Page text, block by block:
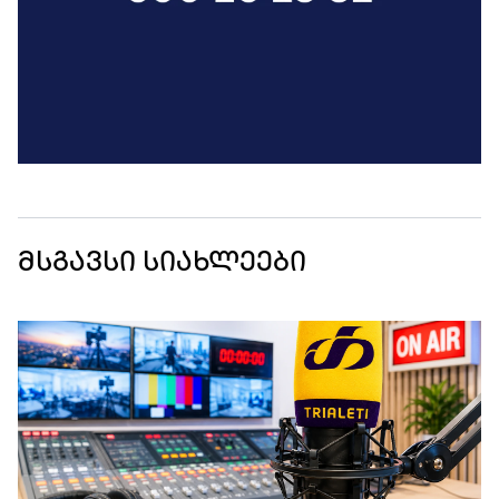
მსგავსი სიახლეები